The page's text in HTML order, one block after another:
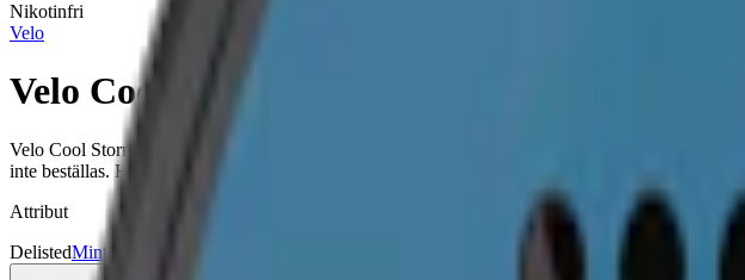
Nikotinfri
Velo
Velo Cool Storm Zero
Velo Cool Storm Zero är ett nikotinfritt vitt snus med hög mentolsmak och kylande känsla,
inte beställas. Här hittar du det aktuella och kompletta sortimentet från Velo
Attribut
DelistedMint